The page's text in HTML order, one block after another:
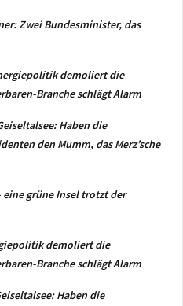
Zwei Bundesminister, das
demoliert die
Branche schlägt Alarm
Haben die
den Mumm, das Merz’sche
eine grüne Insel trotzt der
demoliert die
Branche schlägt Alarm
Haben die